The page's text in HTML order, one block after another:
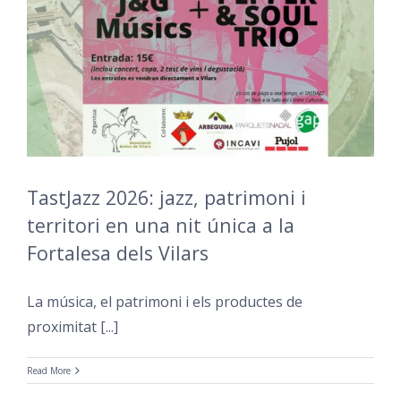
TastJazz 2026: jazz, patrimoni i
territori en una nit única a la
Fortalesa dels Vilars
La música, el patrimoni i els productes de
proximitat [...]
Read More